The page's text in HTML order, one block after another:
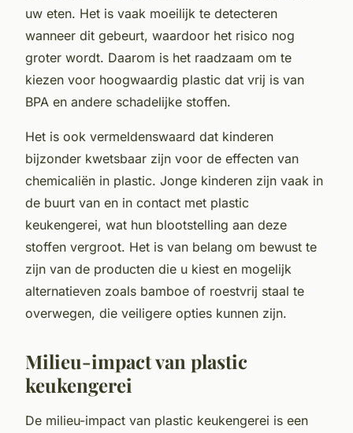
uw eten. Het is vaak moeilijk te detecteren
wanneer dit gebeurt, waardoor het risico nog
groter wordt. Daarom is het raadzaam om te
kiezen voor hoogwaardig plastic dat vrij is van
BPA en andere schadelijke stoffen.
Het is ook vermeldenswaard dat kinderen
bijzonder kwetsbaar zijn voor de effecten van
chemicaliën in plastic. Jonge kinderen zijn vaak in
de buurt van en in contact met plastic
keukengerei, wat hun blootstelling aan deze
stoffen vergroot. Het is van belang om bewust te
zijn van de producten die u kiest en mogelijk
alternatieven zoals bamboe of roestvrij staal te
overwegen, die veiligere opties kunnen zijn.
Milieu-impact van plastic
keukengerei
De milieu-impact van plastic keukengerei is een